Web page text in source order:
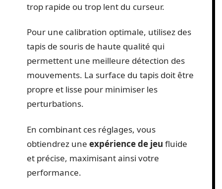
trop rapide ou trop lent du curseur.
Pour une calibration optimale, utilisez des
tapis de souris de haute qualité qui
permettent une meilleure détection des
mouvements. La surface du tapis doit être
propre et lisse pour minimiser les
perturbations.
En combinant ces réglages, vous
obtiendrez une expérience de jeu fluide
et précise, maximisant ainsi votre
performance.